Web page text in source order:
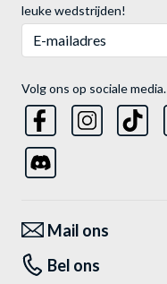
leuke wedstrijden!
Volg ons op sociale media.
Mail ons
Bel ons